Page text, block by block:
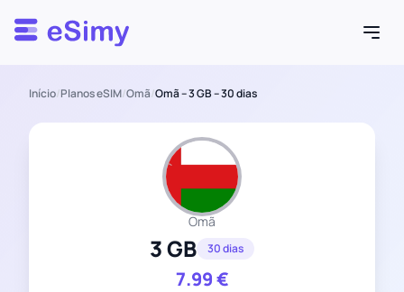
Esimy
Início/Planos eSIM/Omã/Omã – 3 GB – 30 dias
Omã
3 GB 30 dias
7.99€